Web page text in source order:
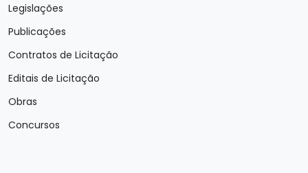
Legislações
Publicações
Contratos de Licitação
Editais de Licitação
Obras
Concursos